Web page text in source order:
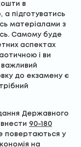
в
а підготуватись
матеріалами з
Самому буде
аспектах
і ви
важливий
до екзамену є
Державного
внести 90-180
повертаються у
на